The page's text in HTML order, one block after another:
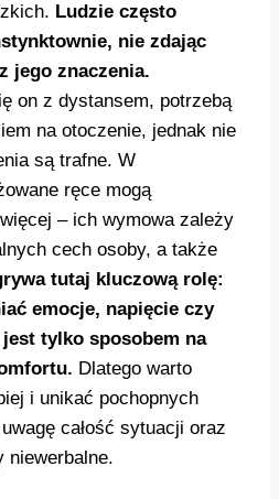
Ludzie często
nie zdając
jego znaczenia.
on z dystansem, potrzebą
na otoczenie, jednak nie
są trafne. W
ręce mogą
– ich wymowa zależy
cech osoby, a także
tutaj kluczową rolę:
emocje, napięcie czy
tylko sposobem na
Dlatego warto
i unikać pochopnych
całość sytuacji oraz
niewerbalne.